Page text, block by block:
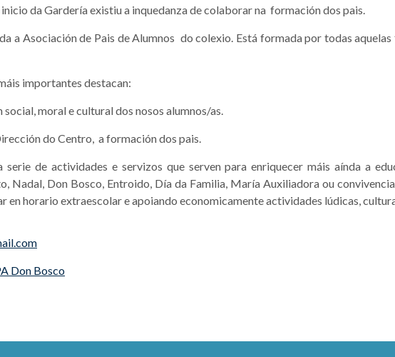
da Gardería existiu a inquedanza de colaborar na formación dos pais.
a Asociación de Pais de Alumnos do colexio. Está formada por todas
importantes destacan:
moral e cultural dos nosos alumnos/as.
do Centro, a formación dos pais.
serie de actividades e servizos que serven para enriquecer máis aínda a
Nadal, Don Bosco, Entroido, Día da Familia, María Auxiliadora ou
en horario extraescolar e apoiando economicamente actividades lúdicas,
Don Bosco